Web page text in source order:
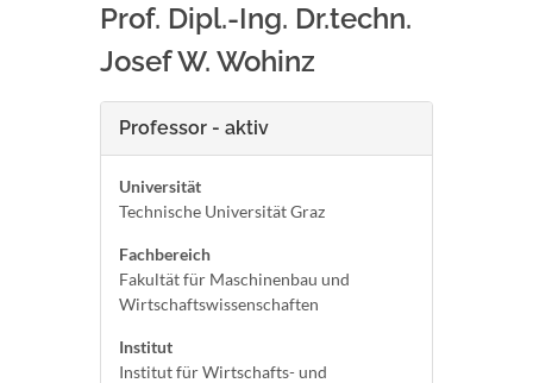
Prof. Dipl.-Ing. Dr.techn.
Josef W. Wohinz
Professor - aktiv
Universität
Technische Universität Graz
Fachbereich
Fakultät für Maschinenbau und
Wirtschaftswissenschaften
Institut
Institut für Wirtschafts- und